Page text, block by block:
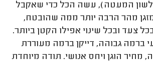
המעטה), עשה הכל כדי שאקבל
מהר הרבה יותר ממה שהובטח,
צעד ובכל שינוי אפילו הקטן ביותר.
ברמה גבוהה, דייקן ברמה מעוררת
מחיר הוגן ויחס אנושי. תודה מיוחדת